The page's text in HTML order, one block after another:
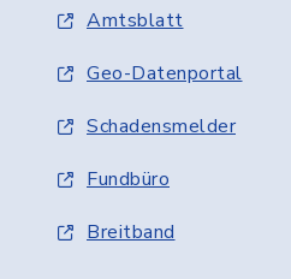
Amtsblatt
Geo-Datenportal
Schadensmelder
Fundbüro
Breitband